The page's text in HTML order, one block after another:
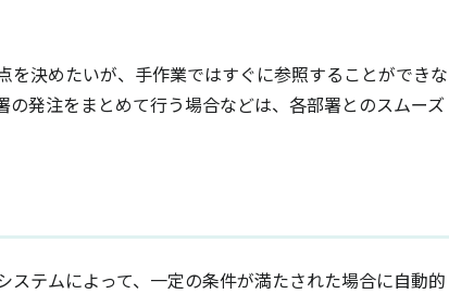
を決めたいが、手作業ではすぐに参照することができな
発注をまとめて行う場合などは、各部署とのスムーズ
ステムによって、一定の条件が満たされた場合に自動的